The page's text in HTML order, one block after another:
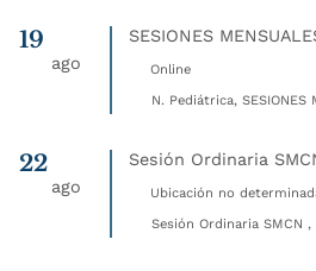
19
ago
SESIONES
Online
N. Pediátrica, SESIONES
22
ago
Sesión Ordinaria
Ubicación no
Sesión Ordinaria SMCN